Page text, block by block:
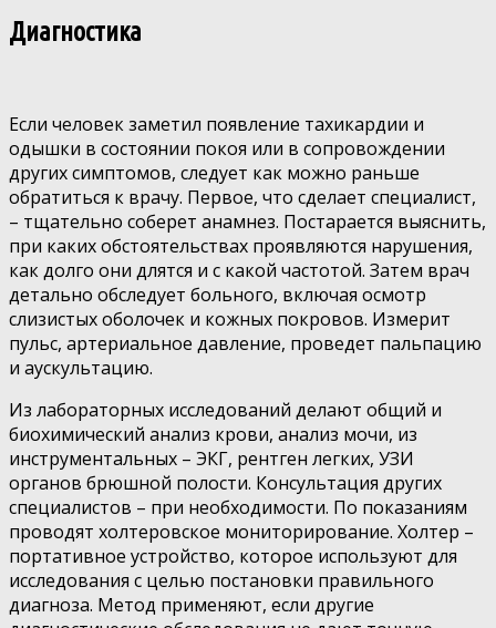
Диагностика
Если человек заметил появление тахикардии и
одышки в состоянии покоя или в сопровождении
других симптомов, следует как можно раньше
обратиться к врачу. Первое, что сделает специалист,
– тщательно соберет анамнез. Постарается выяснить,
при каких обстоятельствах проявляются нарушения,
как долго они длятся и с какой частотой. Затем врач
детально обследует больного, включая осмотр
слизистых оболочек и кожных покровов. Измерит
пульс, артериальное давление, проведет пальпацию
и аускультацию.
Из лабораторных исследований делают общий и
биохимический анализ крови, анализ мочи, из
инструментальных – ЭКГ, рентген легких, УЗИ
органов брюшной полости. Консультация других
специалистов – при необходимости. По показаниям
проводят холтеровское мониторирование. Холтер –
портативное устройство, которое используют для
исследования с целью постановки правильного
диагноза. Метод применяют, если другие